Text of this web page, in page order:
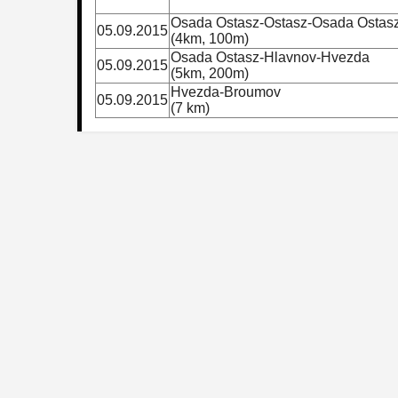
05.09.2015
Osada Ostasz-Ostasz-Osada
(4km, 100m)
05.09.2015
Osada Ostasz-Hlavnov-Hvezda
(5km, 200m)
05.09.2015
Hvezda-Broumov
(7 km)